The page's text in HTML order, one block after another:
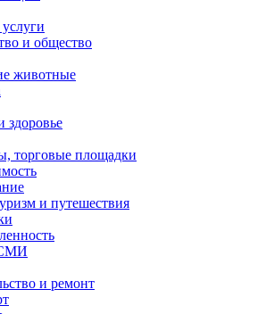
и общество
животные
здоровье
торговые площадки
и путешествия
и ремонт